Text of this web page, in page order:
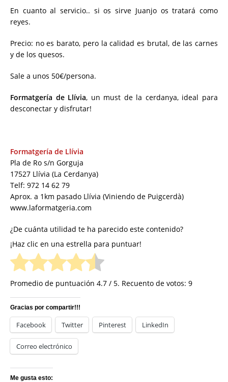
En cuanto al servicio.. si os sirve Juanjo os tratará como
reyes.
Precio: no es barato, pero la calidad es brutal, de las carnes
y de los quesos.
Sale a unos 50€/persona.
Formatgería de Llívia, un must de la cerdanya, ideal para
desconectar y disfrutar!
Formatgería de Llívia
Pla de Ro s/n Gorguja
17527 Llívia (La Cerdanya)
Telf: 972 14 62 79
Aprox. a 1km pasado Llívia (Viniendo de Puigcerdà)
www.laformatgeria.com
¿De cuánta utilidad te ha parecido este contenido?
¡Haz clic en una estrella para puntuar!
Promedio de puntuación 4.7 / 5. Recuento de votos: 9
Gracias por compartir!!!
Facebook Twitter Pinterest LinkedIn
Correo electrónico
Me gusta esto: